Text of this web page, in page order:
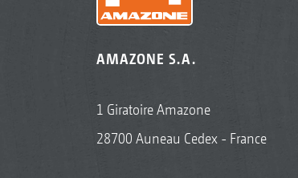
AMAZONE S.A.
1 Giratoire Amazone
28700 Auneau Cedex - France